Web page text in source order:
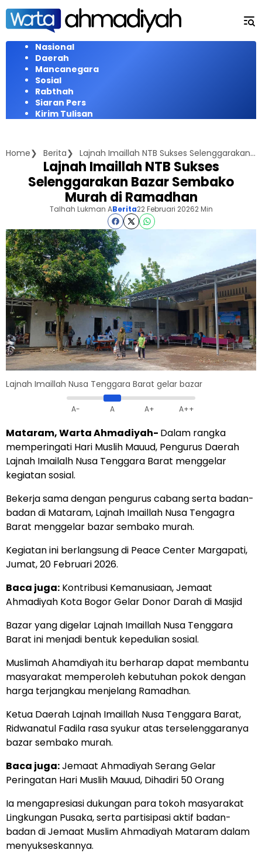
Langsung
konten
Nasional
Daerah
Mancanegara
Sosial
Rabthah
Siaran Pers
Kirim Tulisan
Home Berita Lajnah Imaillah NTB Sukses Selenggarakan Bazar Sembako Murah di Ramadhan
Lajnah Imaillah NTB Sukses
Selenggarakan Bazar Sembako
Murah di Ramadhan
Talhah Lukman ABerita22 Februari 20262 Min
Lajnah Imaillah Nusa Tenggara Barat gelar bazar
A- A A+ A++
Mataram, Warta Ahmadiyah- Dalam rangka
memperingati Hari Muslih Mauud, Pengurus Daerah
Lajnah Imailalh Nusa Tenggara Barat menggelar
kegiatan sosial.
Bekerja sama dengan pengurus cabang serta badan-
badan di Mataram, Lajnah Imaillah Nusa Tengagra
Barat menggelar bazar sembako murah.
Kegiatan ini berlangsung di Peace Center Margapati,
Jumat, 20 Februari 2026.
Baca juga: Kontribusi Kemanusiaan, Jemaat
Ahmadiyah Kota Bogor Gelar Donor Darah di Masjid
Bazar yang digelar Lajnah Imaillah Nusa Tenggara
Barat ini menjadi bentuk kepedulian sosial.
Muslimah Ahamdiyah itu berharap dapat membantu
masyarakat memperoleh kebutuhan pokok dengan
harga terjangkau menjelang Ramadhan.
Ketua Daerah Lajnah Imaillah Nusa Tenggara Barat,
Ridwanatul Fadila rasa syukur atas terselenggaranya
bazar sembako murah.
Baca juga:Jemaat Ahmadiyah Serang Gelar
Peringatan Hari Muslih Mauud, Dihadiri 50 Orang
Ia mengapresiasi dukungan para tokoh masyarakat
Lingkungan Pusaka, serta partisipasi aktif badan-
badan di Jemaat Muslim Ahmadiyah Mataram dalam
menyukseskannya.